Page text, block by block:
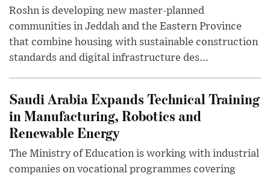
Roshn is developing new master-planned
communities in Jeddah and the Eastern Province
that combine housing with sustainable construction
standards and digital infrastructure des...
Saudi Arabia Expands Technical Training
in Manufacturing, Robotics and
Renewable Energy
The Ministry of Education is working with industrial
companies on vocational programmes covering